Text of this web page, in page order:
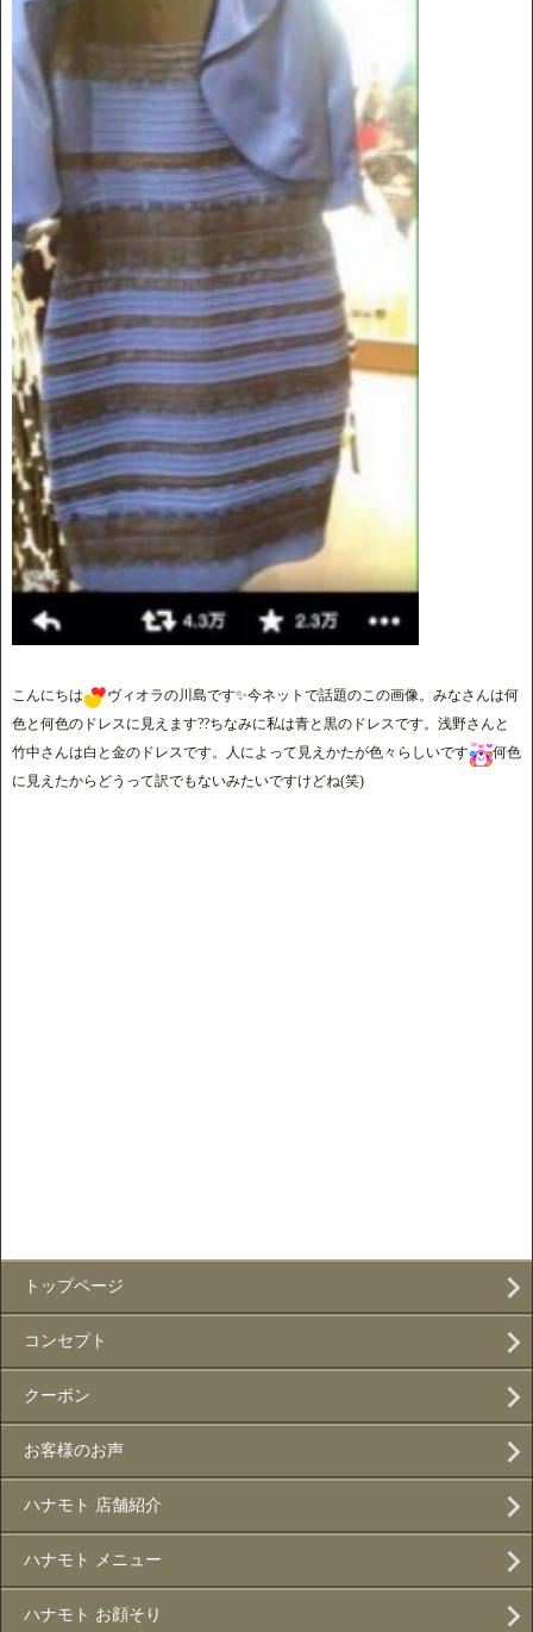
こんにちは
ヴィオラの川島です✨今ネットで話題のこの画像。みなさんは何
色と何色のドレスに見えます??ちなみに私は青と黒のドレスです。浅野さんと
竹中さんは白と金のドレスです。人によって見えかたが色々らしいです
何色
に見えたからどうって訳でもないみたいですけどね(笑)
トップページ
コンセプト
クーポン
お客様のお声
ハナモト 店舗紹介
ハナモト メニュー
ハナモト お顔そり